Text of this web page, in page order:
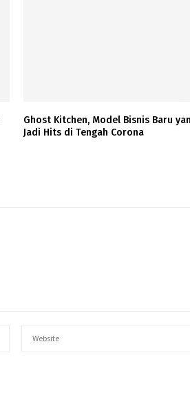
Ghost Kitchen, Model Bisnis Baru
Jadi Hits di Tengah Corona